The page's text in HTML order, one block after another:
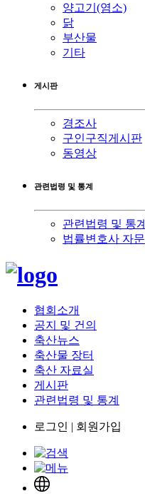
양고기(염소)
닭
부산물
기타
게시판
경조사
구인구직게시판
동영상
관련법령 및 통계
관련법령 및 통계
법률변호사 자문
협회소개
공지 및 건의
축산뉴스
축산물 장터
축산 자료실
게시판
관련법령 및 통계
로그인 | 회원가입